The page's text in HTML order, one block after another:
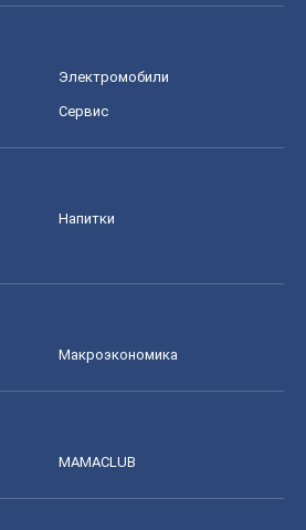
Электромобили
Сервис
Напитки
Mакроэкономика
MAMACLUB